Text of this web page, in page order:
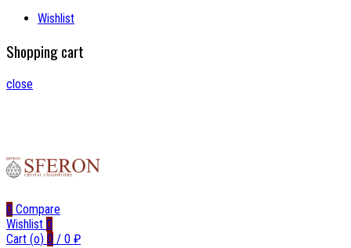
Wishlist
Shopping cart
close
0 Compare
Wishlist 0
Cart (o) 0 / 0 ₽